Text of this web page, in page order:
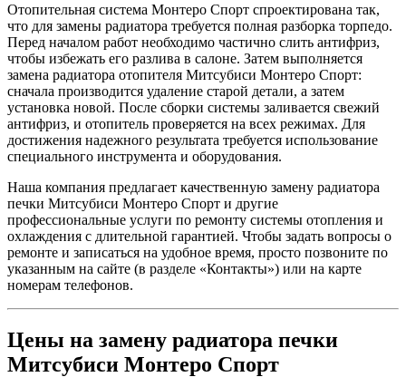
Отопительная система Монтеро Спорт спроектирована так,
что для замены радиатора требуется полная разборка торпедо.
Перед началом работ необходимо частично слить антифриз,
чтобы избежать его разлива в салоне. Затем выполняется
замена радиатора отопителя Митсубиси Монтеро Спорт:
сначала производится удаление старой детали, а затем
установка новой. После сборки системы заливается свежий
антифриз, и отопитель проверяется на всех режимах. Для
достижения надежного результата требуется использование
специального инструмента и оборудования.
Наша компания предлагает качественную замену радиатора
печки Митсубиси Монтеро Спорт и другие
профессиональные услуги по ремонту системы отопления и
охлаждения с длительной гарантией. Чтобы задать вопросы о
ремонте и записаться на удобное время, просто позвоните по
указанным на сайте (в разделе «Контакты») или на карте
номерам телефонов.
Цены на замену радиатора печки
Митсубиси Монтеро Спорт